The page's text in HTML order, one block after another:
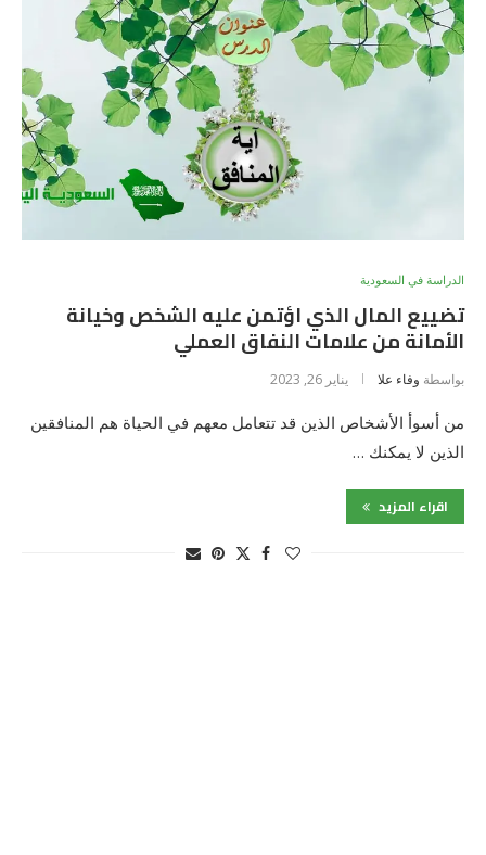
الدراسة في السعودية
تضييع المال الذي اؤتمن عليه الشخص وخيانة
الأمانة من علامات النفاق العملي
بواسطة وفاء علا يناير 26, 2023
من أسوأ الأشخاص الذين قد تتعامل معهم في الحياة هم المنافقين
الذين لا يمكنك …
اقراء المزيد